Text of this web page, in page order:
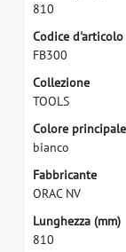
810
Codice d'articolo
FB300
Collezione
TOOLS
Colore principale
bianco
Fabbricante
ORAC NV
Lunghezza (mm)
810